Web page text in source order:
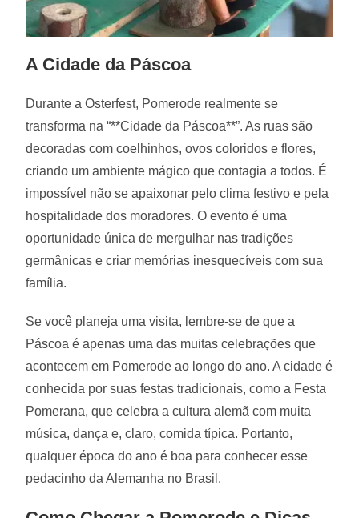
A Cidade da Páscoa
Durante a Osterfest, Pomerode realmente se
transforma na “**Cidade da Páscoa**”. As ruas são
decoradas com coelhinhos, ovos coloridos e flores,
criando um ambiente mágico que contagia a todos. É
impossível não se apaixonar pelo clima festivo e pela
hospitalidade dos moradores. O evento é uma
oportunidade única de mergulhar nas tradições
germânicas e criar memórias inesquecíveis com sua
família.
Se você planeja uma visita, lembre-se de que a
Páscoa é apenas uma das muitas celebrações que
acontecem em Pomerode ao longo do ano. A cidade é
conhecida por suas festas tradicionais, como a Festa
Pomerana, que celebra a cultura alemã com muita
música, dança e, claro, comida típica. Portanto,
qualquer época do ano é boa para conhecer esse
pedacinho da Alemanha no Brasil.